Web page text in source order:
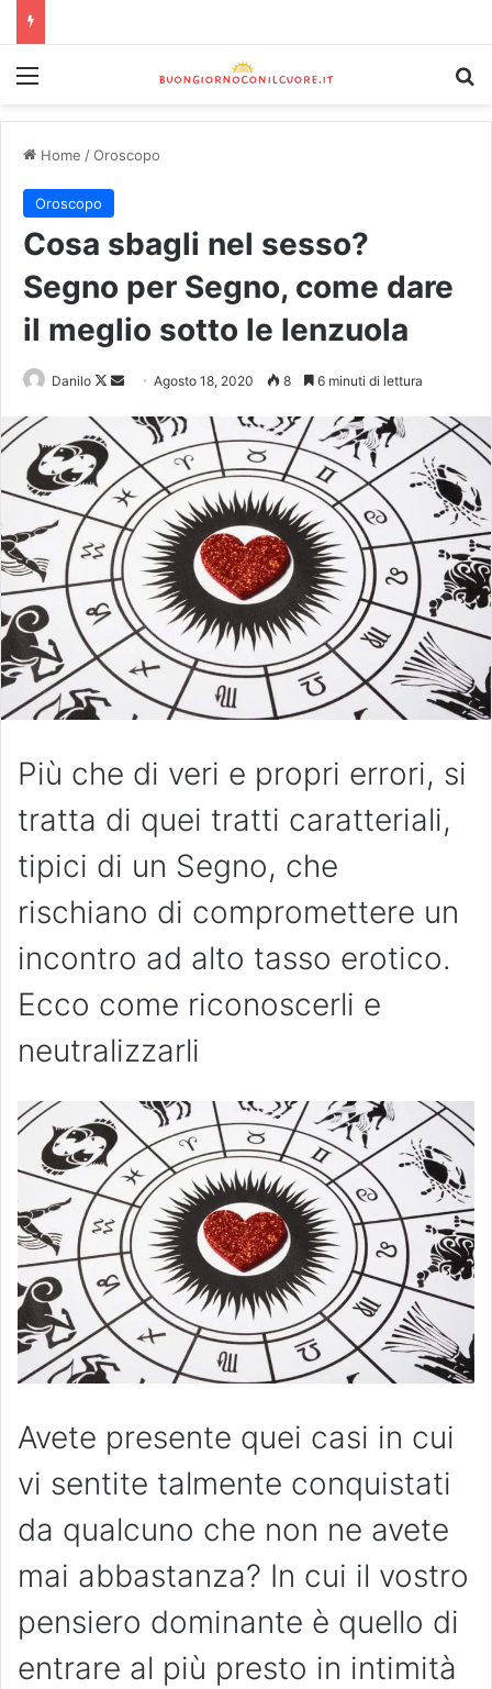
Home /Oroscopo
Oroscopo
Cosa sbagli nel sesso?
Segno per Segno, come dare
il meglio sotto le lenzuola
Danilo Agosto 18, 2020 8 6 minuti di lettura
Più che di veri e propri errori, si
tratta di quei tratti caratteriali,
tipici di un Segno, che
rischiano di compromettere un
incontro ad alto tasso erotico.
Ecco come riconoscerli e
neutralizzarli
Avete presente quei casi in cui
vi sentite talmente conquistati
da qualcuno che non ne avete
mai abbastanza? In cui il vostro
pensiero dominante è quello di
entrare al più presto in intimità